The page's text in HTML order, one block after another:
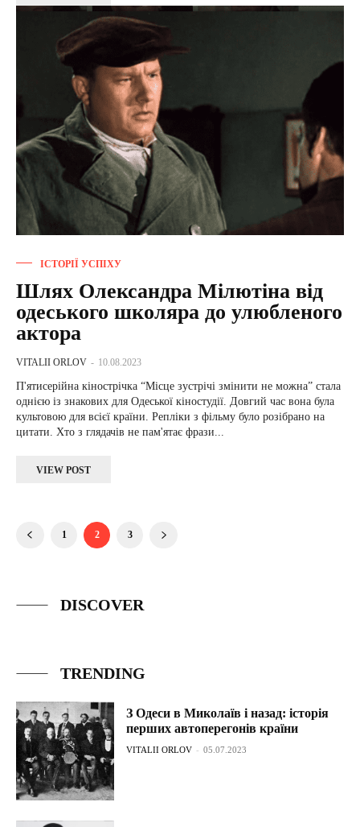
ІСТОРІЇ УСПІХУ
Шлях Олександра Мілютіна від
одеського школяра до улюбленого
актора
VITALII ORLOV - 10.08.2023
П'ятисерійна кінострічка “Місце зустрічі змінити не можна” стала
однією із знакових для Одеської кіностудії. Довгий час вона була
культовою для всієї країни. Репліки з фільму було розібрано на
цитати. Хто з глядачів не пам'ятає фрази...
VIEW POST
1 2 3
DISCOVER
TRENDING
З Одеси в Миколаїв і назад: історія
перших автоперегонів країни
VITALII ORLOV - 05.07.2023